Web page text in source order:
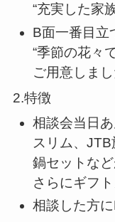
“充実した家
B面一番目立
“季節の花々
ご用意しまし
2.特徴
相談会当日
スリム、
鍋セットな
さらにギフ
相談した方